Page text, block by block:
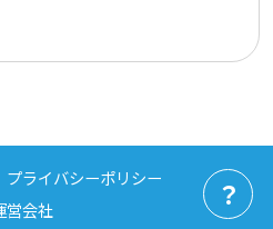
？
プライバシーポリシー
営会社